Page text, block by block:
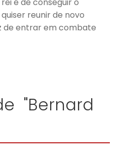
reunir de novo
de entrar em combate
"Bernard